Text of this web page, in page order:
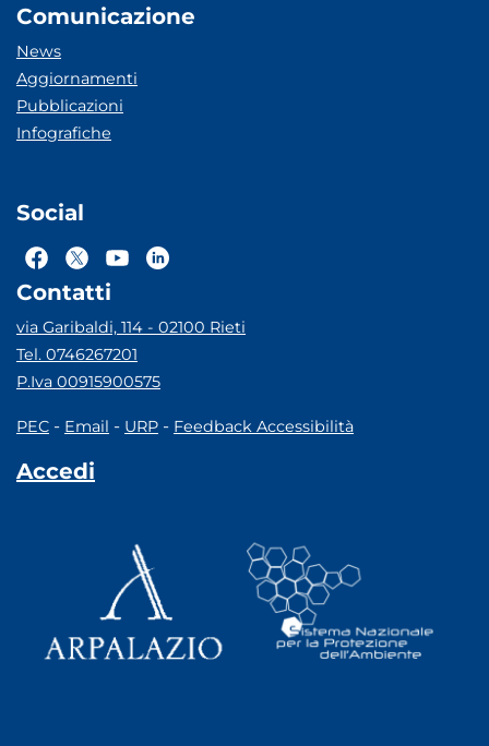
Comunicazione
News
Aggiornamenti
Pubblicazioni
Infografiche
Social
Contatti
via Garibaldi, 114 - 02100 Rieti
Tel. 0746267201
P.Iva 00915900575
PEC - Email - URP - Feedback Accessibilità
Accedi